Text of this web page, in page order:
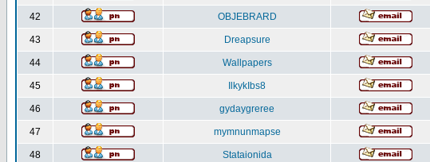
42 OBJEBRARD
43 Dreapsure
44 Wallpapers
45 IlkykIbs8
46 gydaygreree
47 mymnunmapse
48 Stataionida